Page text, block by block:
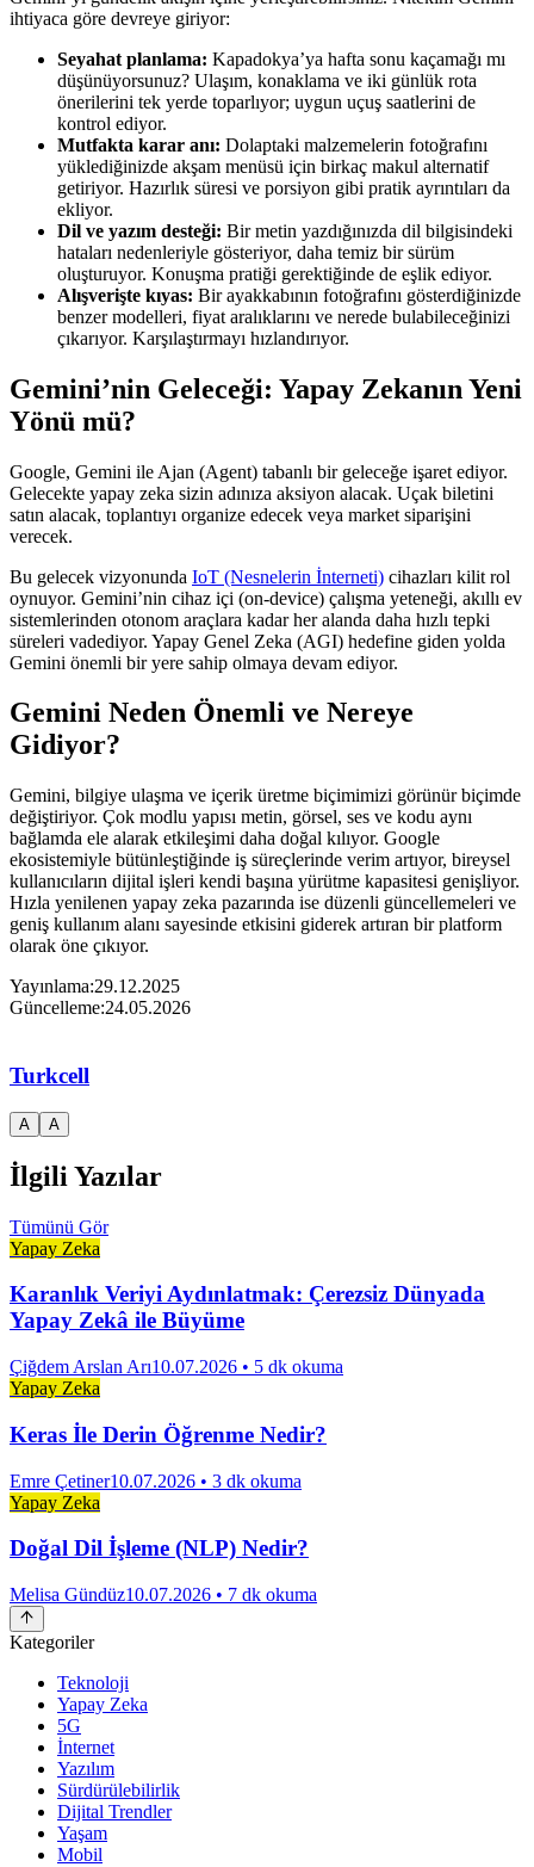
ihtiyaca göre devreye giriyor:
Seyahat planlama: Kapadokya’ya hafta sonu kaçamağı mı
düşünüyorsunuz? Ulaşım, konaklama ve iki günlük rota
önerilerini tek yerde toparlıyor; uygun uçuş saatlerini de
kontrol ediyor.
Mutfakta karar anı: Dolaptaki malzemelerin fotoğrafını
yüklediğinizde akşam menüsü için birkaç makul alternatif
getiriyor. Hazırlık süresi ve porsiyon gibi pratik ayrıntıları da
ekliyor.
Dil ve yazım desteği: Bir metin yazdığınızda dil bilgisindeki
hataları nedenleriyle gösteriyor, daha temiz bir sürüm
oluşturuyor. Konuşma pratiği gerektiğinde de eşlik ediyor.
Alışverişte kıyas: Bir ayakkabının fotoğrafını gösterdiğinizde
benzer modelleri, fiyat aralıklarını ve nerede bulabileceğinizi
çıkarıyor. Karşılaştırmayı hızlandırıyor.
Gemini’nin Geleceği: Yapay Zekanın Yeni
Yönü mü?
Google, Gemini ile Ajan (Agent) tabanlı bir geleceğe işaret ediyor.
Gelecekte yapay zeka sizin adınıza aksiyon alacak. Uçak biletini
satın alacak, toplantıyı organize edecek veya market siparişini
verecek.
Bu gelecek vizyonunda IoT (Nesnelerin İnterneti)​ cihazları kilit rol
oynuyor. Gemini’nin cihaz içi (on-device) çalışma yeteneği, akıllı ev
sistemlerinden otonom araçlara kadar her alanda daha hızlı tepki
süreleri vadediyor. Yapay Genel Zeka (AGI) hedefine giden yolda
Gemini önemli bir yere sahip olmaya devam ediyor.
Gemini Neden Önemli ve Nereye
Gidiyor?
Gemini, bilgiye ulaşma ve içerik üretme biçimimizi görünür biçimde
değiştiriyor. Çok modlu yapısı metin, görsel, ses ve kodu aynı
bağlamda ele alarak etkileşimi daha doğal kılıyor. Google
ekosistemiyle bütünleştiğinde iş süreçlerinde verim artıyor, bireysel
kullanıcıların dijital işleri kendi başına yürütme kapasitesi genişliyor.
Hızla yenilenen yapay zeka pazarında ise düzenli güncellemeleri ve
geniş kullanım alanı sayesinde etkisini giderek artıran bir platform
olarak öne çıkıyor.
Yayınlama:29.12.2025
Güncelleme:24.05.2026
Turkcell
A A
İlgili Yazılar
Tümünü Gör
Yapay Zeka
Karanlık Veriyi Aydınlatmak: Çerezsiz Dünyada
Yapay Zekâ ile Büyüme
Çiğdem Arslan Arı10.07.2026 • 5 dk okuma
Yapay Zeka
Keras İle Derin Öğrenme Nedir?
Emre Çetiner10.07.2026 • 3 dk okuma
Yapay Zeka
Doğal Dil İşleme (NLP) Nedir?
Melisa Gündüz10.07.2026 • 7 dk okuma
Kategoriler
Teknoloji
Yapay Zeka
5G
İnternet
Yazılım
Sürdürülebilirlik
Dijital Trendler
Yaşam
Mobil